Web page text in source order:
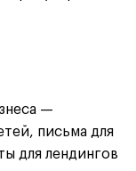
—
письма для
для лендингов